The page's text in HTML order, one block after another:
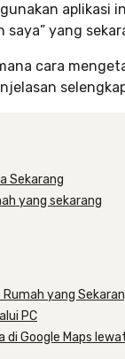
aplikasi
saya” yang
cara
Sekarang
yang sekarang
yang
PC
di Google Maps